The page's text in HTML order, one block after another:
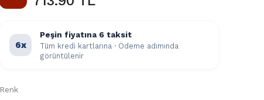
6x
Peşin fiyatına 6 taksit
Tüm kredi kartlarına · Ödeme adımında
görüntülenir
Renk